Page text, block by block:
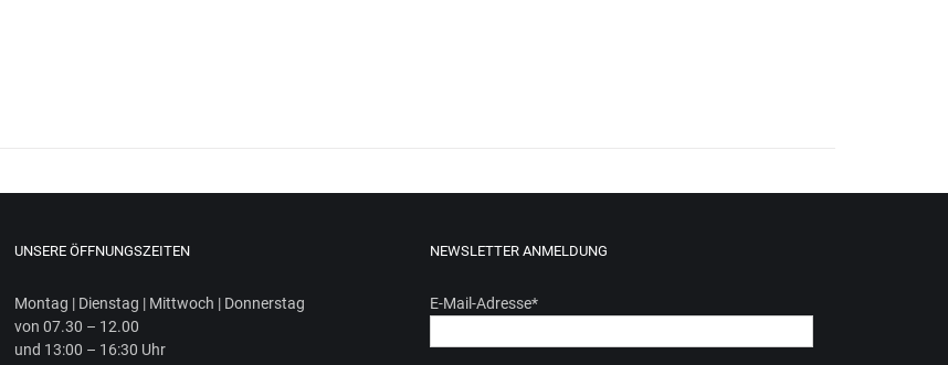
UNSERE ÖFFNUNGSZEITEN
Mon­tag | Diens­tag | Mitt­woch | Donnerstag
von 07.30 – 12.00
und 13:00 – 16:30 Uhr
NEWSLETTER ANMELDUNG
E-Mail-Adresse*